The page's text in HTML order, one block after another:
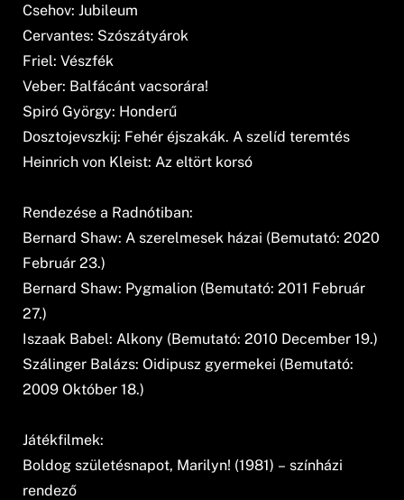
Csehov: Jubileum
Cervantes: Szószátyárok
Friel: Vészfék
Veber: Balfácánt vacsorára!
Spiró György: Honderű
Dosztojevszkij: Fehér éjszakák. A szelíd teremtés
Heinrich von Kleist: Az eltört korsó
Rendezése a Radnótiban:
Bernard Shaw: A szerelmesek házai (Bemutató: 2020
Február 23.)
Bernard Shaw: Pygmalion (Bemutató: 2011 Február
27.)
Iszaak Babel: Alkony (Bemutató: 2010 December 19.)
Szálinger Balázs: Oidipusz gyermekei (Bemutató:
2009 Október 18.)
Játékfilmek:
Boldog születésnapot, Marilyn! (1981) – színházi
rendező